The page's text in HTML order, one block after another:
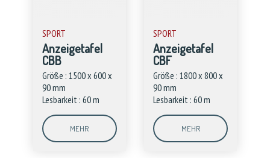
SPORT
Anzeigetafel
CBB
Größe : 1500 x 600 x
90 mm
Lesbarkeit : 60 m
MEHR
SPORT
Anzeigetafel
CBF
Größe : 1800 x 800 x
90 mm
Lesbarkeit : 60 m
MEHR